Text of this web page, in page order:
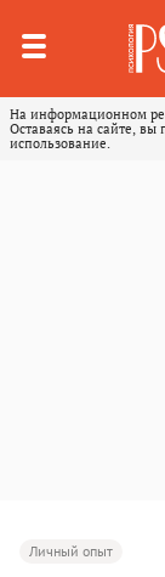
На информационном
Оставаясь на сайте, вы
использование.
Личный опыт